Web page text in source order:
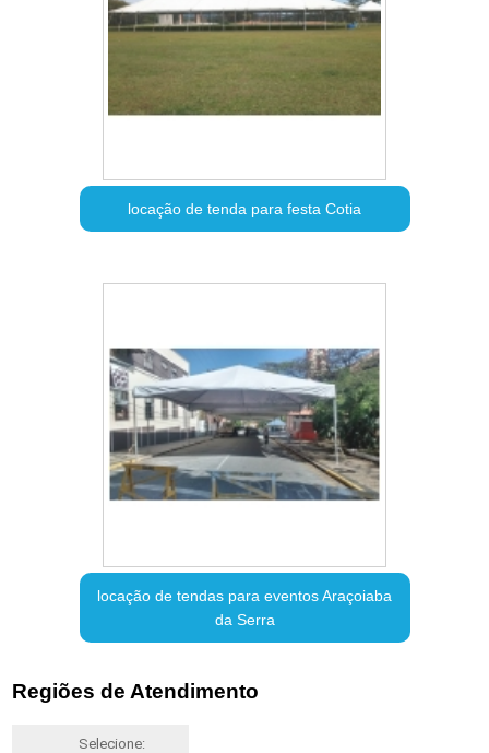
locação de tenda para festa Cotia
locação de tendas para eventos Araçoiaba
da Serra
Regiões de Atendimento
Selecione: